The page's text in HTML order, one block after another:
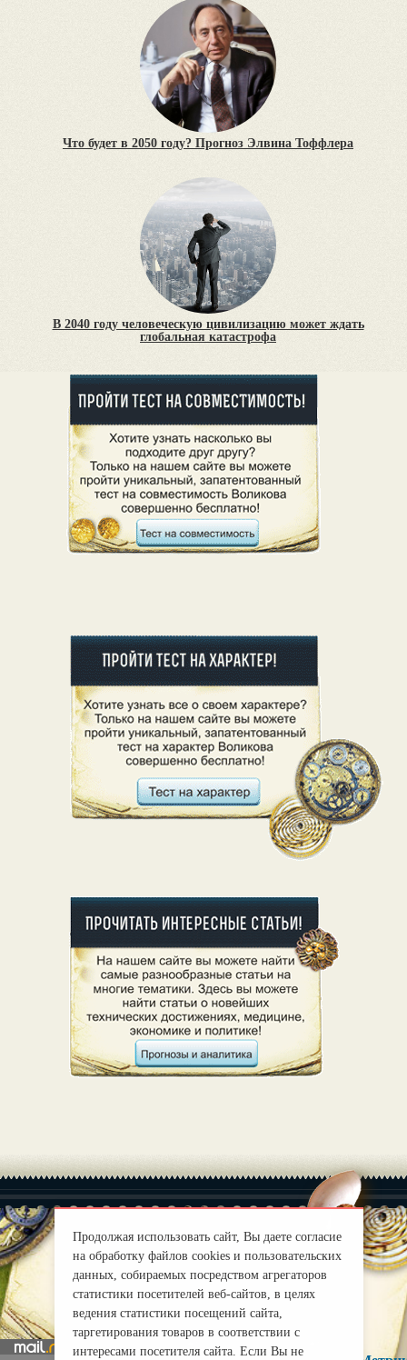
Что будет в 2050 году? Прогноз Элвина Тоффлера
В 2040 году человеческую цивилизацию может ждать
глобальная катастрофа
О нас |
Правила
mirprognoz@mail.ru
Продолжая использовать сайт, Вы даете согласие
на обработку файлов cookies и пользовательских
данных, собираемых посредством агрегаторов
статистики посетителей веб-сайтов, в целях
ведения статистики посещений сайта,
таргетирования товаров в соответствии с
интересами посетителя сайта. Если Вы не